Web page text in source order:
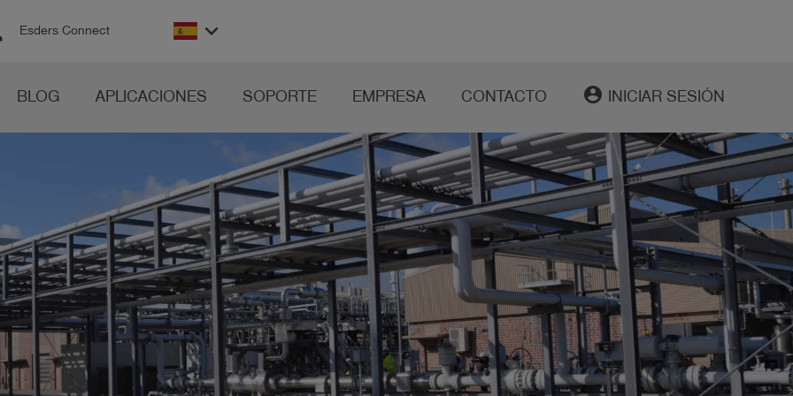
Esders Connect keyboard_arrow_down
BLOG APLICACIONES SOPORTE EMPRESA CONTACTO account_circle INICIAR SESIÓN